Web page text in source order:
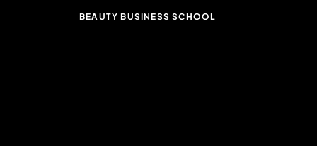
BEAUTY BUSINESS SCHOOL